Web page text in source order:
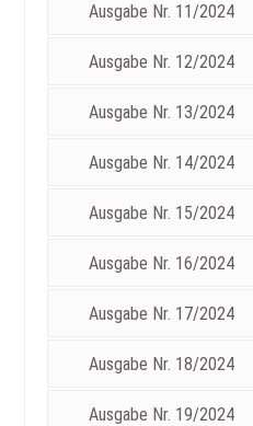
Ausgabe Nr. 11/2024
Ausgabe Nr. 12/2024
Ausgabe Nr. 13/2024
Ausgabe Nr. 14/2024
Ausgabe Nr. 15/2024
Ausgabe Nr. 16/2024
Ausgabe Nr. 17/2024
Ausgabe Nr. 18/2024
Ausgabe Nr. 19/2024